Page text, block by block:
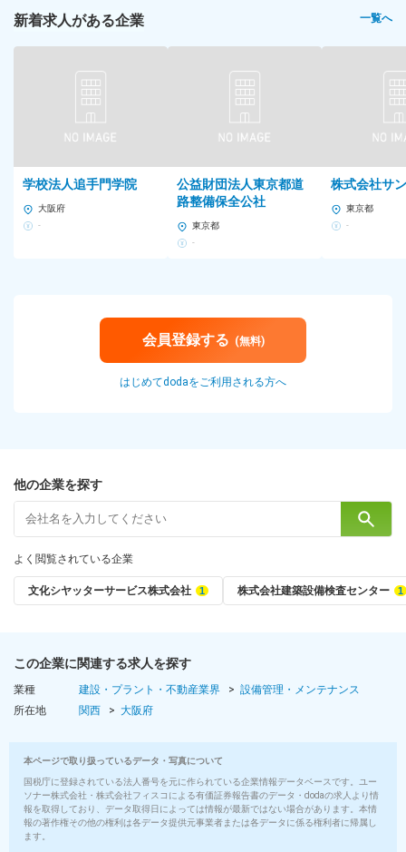
けます！】
大阪府・兵庫県・京都府・滋賀県・奈良県・和歌山県・富山県の
計12拠点より希望勤務地を考慮し、決定します。
※担当エリアは配属先により異なります
※原則、通勤は公共交通機関の利用となります
※受動喫煙対策あり
尼崎SC ：尼崎市次屋
北大阪SC ：高槻市竹の内町
京都SC ：京都市伏見区
八尾SC ：八尾市南太子堂
1日の実働時間8時間・休憩1時間
上記シフト例になります。
■平均残業時間
程度（残業代は全額支給）
雇用形態
給与
月給21万1000円～月給31万5000円（一律手当含む）＋賞与年2回
＜月給例＞
月給36万9000円／35歳（配偶者＋子2人）
月給34万円／30歳（配偶者＋子2人）
新着求人がある企業 一覧へ
学校法人追手門学院
大阪府
-
公益財団法人東京都道
路整備保全公社
東京都
-
株式会社サ
東京都
-
会員登録する (無料)
はじめてdodaをご利用される方へ
他の企業を探す
よく閲覧されている企業
文化シヤッターサービス株式会社 株式会社建築設備検査センター
この企業に関連する求人を探す
業種 建設・プラント・不動産業界
設備管理・メンテナンス
所在地
関西 大阪府
本ページで取り扱っているデータ・写真について
国税庁に登録されている法人番号を元に作られている企業情報データベースです。ユー
ソナー株式会社・株式会社フィスコによる有価証券報告書のデータ・dodaの求人より情
報を取得しており、データ取得日によっては情報が最新ではない場合があります。本情
報の著作権その他の権利は各データ提供元事業者または各データに係る権利者に帰属し
ます。